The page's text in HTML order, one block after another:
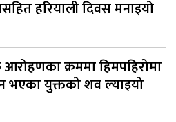
हरियाली दिवस मनाइयो
आरोहणका क्रममा हिमपहिरोमा
भएका युक्तको शव ल्याइयो